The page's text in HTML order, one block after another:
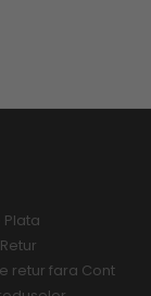
retur fara Cont